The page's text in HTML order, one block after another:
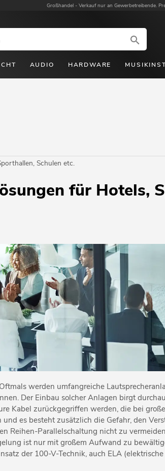
Großhandel - Verkauf nur an Gewerbetreibende.
AUDIO HARDWARE
Schulen etc.
für Hotels,
werden umfangreiche
Der Einbau solcher Anlagen birgt
Kabel zurückgegriffen werden, die bei
es besteht zusätzlich die Gefahr, den
Reihen-Parallelschaltung nicht zu
ist nur mit großem Aufwand zu
der 100-V-Technik, auch ELA